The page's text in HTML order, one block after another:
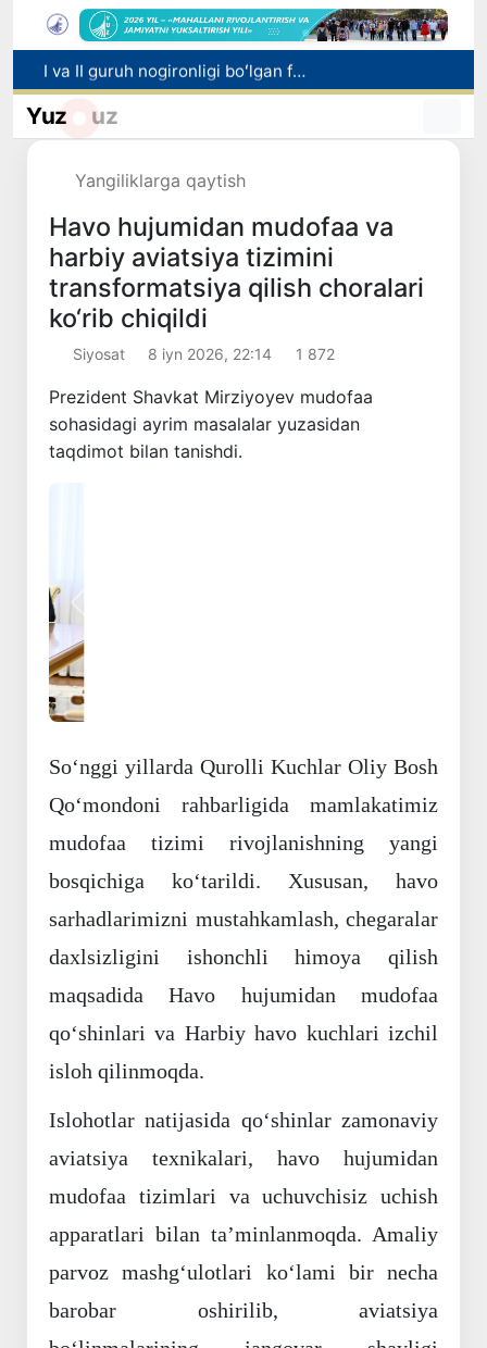
I va II guruh nogironligi boʻlgan fuqarolarga pensiya proaktiv tarzda tayinlanadi
Bozorga chiqariladigan barcha mahsulotlar xavfsiz boʻlishi shart
Yuz uz
Yangiliklarga qaytish
Havo hujumidan mudofaa va
harbiy aviatsiya tizimini
transformatsiya qilish choralari
ko‘rib chiqildi
Siyosat 8 iyn 2026, 22:14 1 872
Prezident Shavkat Mirziyoyev mudofaa
sohasidagi ayrim masalalar yuzasidan
taqdimot bilan tanishdi.
So‘nggi yillarda Qurolli Kuchlar Oliy Bosh
Qo‘mondoni rahbarligida mamlakatimiz
mudofaa tizimi rivojlanishning yangi
bosqichiga ko‘tarildi. Xususan, havo
sarhadlarimizni mustahkamlash, chegaralar
daxlsizligini ishonchli himoya qilish
maqsadida Havo hujumidan mudofaa
qo‘shinlari va Harbiy havo kuchlari izchil
isloh qilinmoqda.
Islohotlar natijasida qo‘shinlar zamonaviy
aviatsiya texnikalari, havo hujumidan
mudofaa tizimlari va uchuvchisiz uchish
apparatlari bilan ta’minlanmoqda. Amaliy
parvoz mashg‘ulotlari ko‘lami bir necha
barobar oshirilib, aviatsiya